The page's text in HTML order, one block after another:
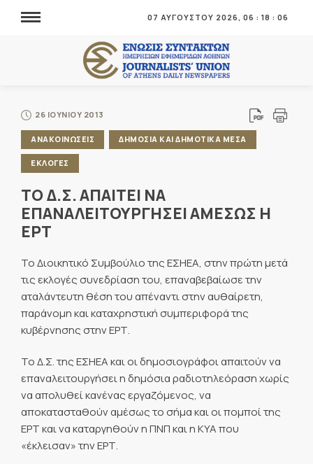
07 ΑΥΓΟΥΣΤΟΥ 2026, 06 : 18 : 06
26 ΙΟΥΝΙΟΥ 2013
ΑΝΑΚΟΙΝΩΣΕΙΣ ΔΗΜΟΣΙΑ ΚΑΙ ΔΗΜΟΤΙΚΑ ΜΕΣΑ
ΕΚΛΟΓΕΣ
ΤΟ Δ.Σ. ΑΠΑΙΤΕΙ ΝΑ
ΕΠΑΝΑΛΕΙΤΟΥΡΓΗΣΕΙ ΑΜΕΣΩΣ Η
ΕΡΤ
Το Διοικητικό Συμβούλιο της ΕΣΗΕΑ, στην πρώτη μετά
τις εκλογές συνεδρίαση του, επαναβεβαίωσε την
αταλάντευτη θέση του απέναντι στην αυθαίρετη,
παράνομη και καταχρηστική συμπεριφορά της
κυβέρνησης στην ΕΡΤ.
Το Δ.Σ. της ΕΣΗΕΑ και οι δημοσιογράφοι απαιτούν να
επαναλειτουργήσει η δημόσια ραδιοτηλεόραση χωρίς
να απολυθεί κανένας εργαζόμενος, να
αποκατασταθούν αμέσως το σήμα και οι πομποί της
ΕΡΤ και να καταργηθούν η ΠΝΠ και η ΚΥΑ που
«έκλεισαν» την ΕΡΤ.